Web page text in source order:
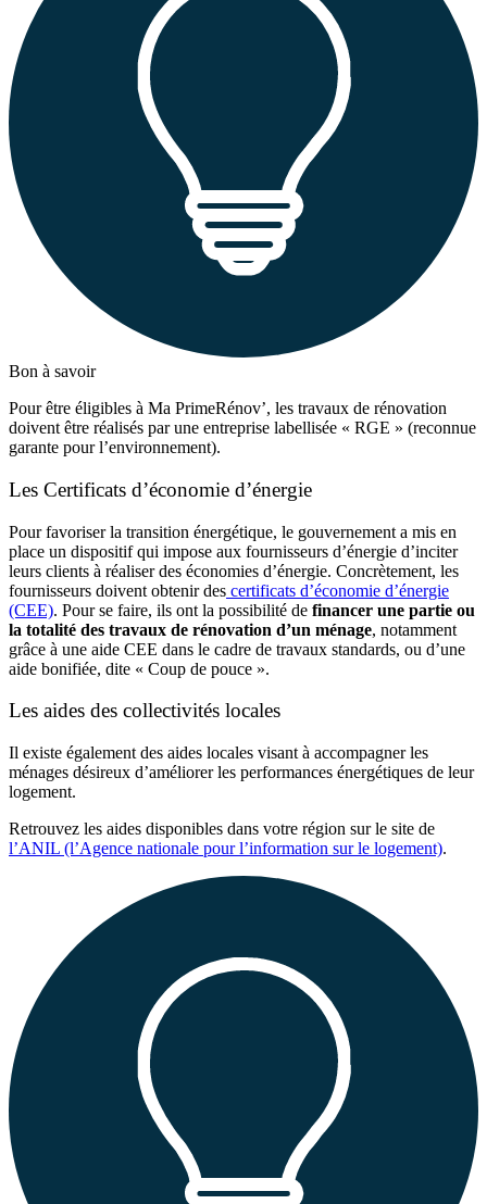
Bon à savoir
Pour être éligibles à Ma PrimeRénov’, les travaux de rénovation
doivent être réalisés par une entreprise labellisée « RGE » (reconnue
garante pour l’environnement).
Les Certificats d’économie d’énergie
Pour favoriser la transition énergétique, le gouvernement a mis en
place un dispositif qui impose aux fournisseurs d’énergie d’inciter
leurs clients à réaliser des économies d’énergie. Concrètement, les
fournisseurs doivent obtenir des certificats d’économie d’énergie
(CEE). Pour se faire, ils ont la possibilité de financer une partie ou
la totalité des travaux de rénovation d’un ménage, notamment
grâce à une aide CEE dans le cadre de travaux standards, ou d’une
aide bonifiée, dite « Coup de pouce ».
Les aides des collectivités locales
Il existe également des aides locales visant à accompagner les
ménages désireux d’améliorer les performances énergétiques de leur
logement.
Retrouvez les aides disponibles dans votre région sur le site de
l’ANIL (l’Agence nationale pour l’information sur le logement).